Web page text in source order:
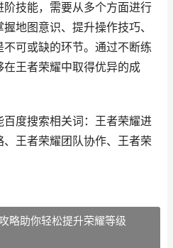
技能，需要从多个方面进行
地图意识、提升操作技巧、
可或缺的环节。通过不断练
王者荣耀中取得优异的成
度搜索相关词：王者荣耀进
王者荣耀团队协作、王者荣
略助你轻松提升荣耀等级